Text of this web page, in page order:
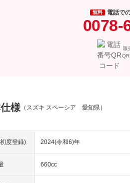
無料 電話で
0078-
販
QR
様 （スズキ スペーシア 愛知県）
度登録) 2024(令和6)年
660cc